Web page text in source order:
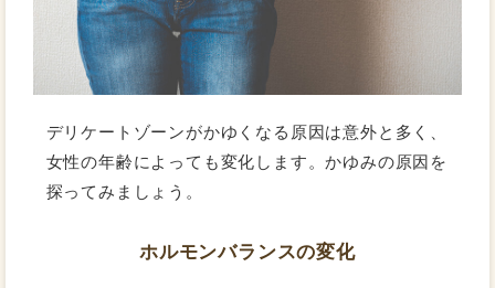
デリケートゾーンがかゆくなる原因は意外と多く、
女性の年齢によっても変化します。かゆみの原因を
探ってみましょう。
ホルモンバランスの変化